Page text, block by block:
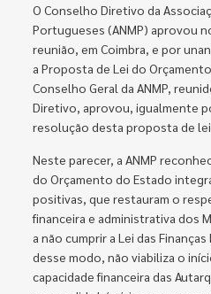
O Conselho Diretivo da
Portugueses (ANMP) aprovou
reunião, em Coimbra, e por
a Proposta de Lei do
Conselho Geral da ANMP,
Diretivo, aprovou, igualmente
resolução desta proposta de
Neste parecer, a ANMP
do Orçamento do Estado
positivas, que restauram o
financeira e administrativa dos
a não cumprir a Lei das
desse modo, não viabiliza o
capacidade financeira das